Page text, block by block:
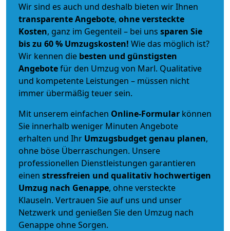
Wir sind es auch und deshalb bieten wir Ihnen
transparente Angebote, ohne versteckte
Kosten, ganz im Gegenteil – bei uns sparen Sie
bis zu 60 % Umzugskosten! Wie das möglich ist?
Wir kennen die besten und günstigsten
Angebotefür den Umzug von Marl. Qualitative
und kompetente Leistungen – müssen nicht
immer übermäßig teuer sein.
Mit unserem einfachen Online-Formular können
Sie innerhalb weniger Minuten Angebote
erhalten und Ihr Umzugsbudgetgenau planen,
ohne böse Überraschungen. Unsere
professionellen Dienstleistungen garantieren
einen stressfreien und qualitativ hochwertigen
Umzug nach Genappe, ohne versteckte
Klauseln. Vertrauen Sie auf uns und unser
Netzwerk und genießen Sie den Umzug nach
Genappe ohne Sorgen.